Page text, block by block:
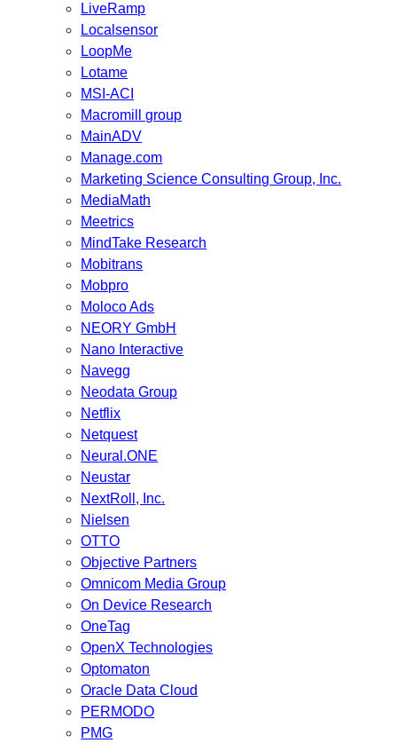
LiveRamp
Localsensor
LoopMe
Lotame
MSI-ACI
Macromill group
MainADV
Manage.com
Marketing Science Consulting Group, Inc.
MediaMath
Meetrics
MindTake Research
Mobitrans
Mobpro
Moloco Ads
NEORY GmbH
Nano Interactive
Navegg
Neodata Group
Netflix
Netquest
Neural.ONE
Neustar
NextRoll, Inc.
Nielsen
OTTO
Objective Partners
Omnicom Media Group
On Device Research
OneTag
OpenX Technologies
Optomaton
Oracle Data Cloud
PERMODO
PMG